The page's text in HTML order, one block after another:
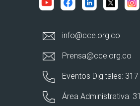
info@cce.org.co
Prensa@cce.org.co
Eventos Digitales:
Área Administrativa: